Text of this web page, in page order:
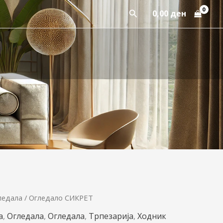
Пребарај
0,00 ден
/ Огледало СИКРЕТ
, Огледала, Огледала, Трпезарија, Ходник